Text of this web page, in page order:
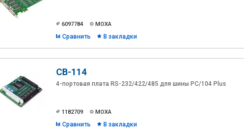
6097784 MOXA
Сравнить В закладки
CB-114
4-портовая плата RS-232/422/485 для шины PC/104 Plus
1182709 MOXA
Сравнить В закладки